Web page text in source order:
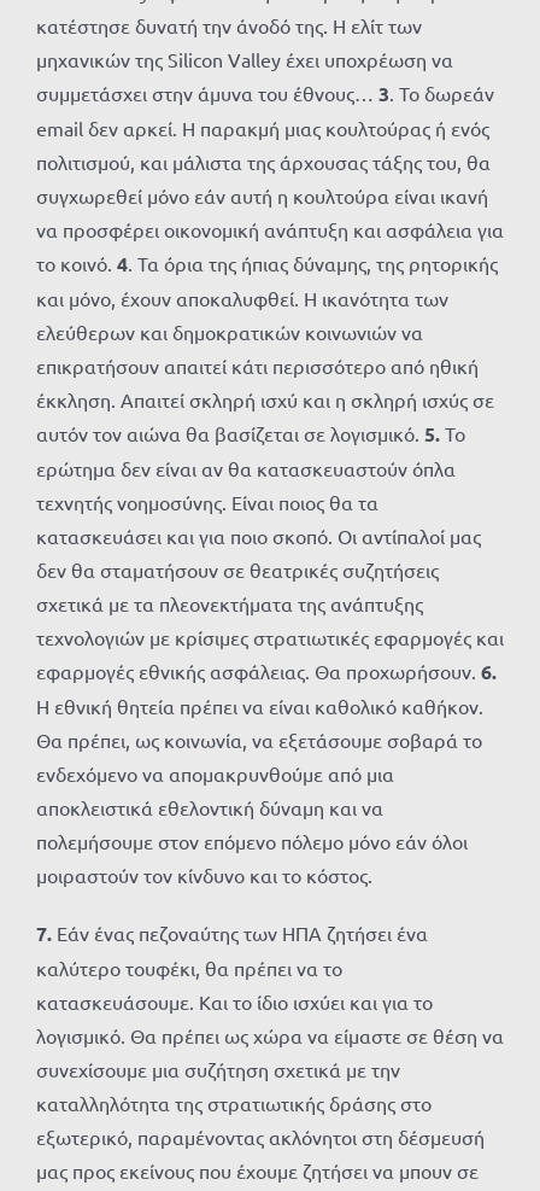
κατέστησε δυνατή την άνοδό της. Η ελίτ των
μηχανικών της Silicon Valley έχει υποχρέωση να
συμμετάσχει στην άμυνα του έθνους… 3. Το δωρεάν
email δεν αρκεί. Η παρακμή μιας κουλτούρας ή ενός
πολιτισμού, και μάλιστα της άρχουσας τάξης του, θα
συγχωρεθεί μόνο εάν αυτή η κουλτούρα είναι ικανή
να προσφέρει οικονομική ανάπτυξη και ασφάλεια για
το κοινό. 4. Τα όρια της ήπιας δύναμης, της ρητορικής
και μόνο, έχουν αποκαλυφθεί. Η ικανότητα των
ελεύθερων και δημοκρατικών κοινωνιών να
επικρατήσουν απαιτεί κάτι περισσότερο από ηθική
έκκληση. Απαιτεί σκληρή ισχύ και η σκληρή ισχύς σε
αυτόν τον αιώνα θα βασίζεται σε λογισμικό. 5. Το
ερώτημα δεν είναι αν θα κατασκευαστούν όπλα
τεχνητής νοημοσύνης. Είναι ποιος θα τα
κατασκευάσει και για ποιο σκοπό. Οι αντίπαλοί μας
δεν θα σταματήσουν σε θεατρικές συζητήσεις
σχετικά με τα πλεονεκτήματα της ανάπτυξης
τεχνολογιών με κρίσιμες στρατιωτικές εφαρμογές και
εφαρμογές εθνικής ασφάλειας. Θα προχωρήσουν. 6.
Η εθνική θητεία πρέπει να είναι καθολικό καθήκον.
Θα πρέπει, ως κοινωνία, να εξετάσουμε σοβαρά το
ενδεχόμενο να απομακρυνθούμε από μια
αποκλειστικά εθελοντική δύναμη και να
πολεμήσουμε στον επόμενο πόλεμο μόνο εάν όλοι
μοιραστούν τον κίνδυνο και το κόστος.
7. Εάν ένας πεζοναύτης των ΗΠΑ ζητήσει ένα
καλύτερο τουφέκι, θα πρέπει να το
κατασκευάσουμε. Και το ίδιο ισχύει και για το
λογισμικό. Θα πρέπει ως χώρα να είμαστε σε θέση να
συνεχίσουμε μια συζήτηση σχετικά με την
καταλληλότητα της στρατιωτικής δράσης στο
εξωτερικό, παραμένοντας ακλόνητοι στη δέσμευσή
μας προς εκείνους που έχουμε ζητήσει να μπουν σε